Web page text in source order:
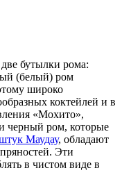
бутылки рома:
(белый) ром
широко
коктейлей и в
«Мохито»,
черный ром, которые
Маудау, обладают
Эти
в чистом виде в